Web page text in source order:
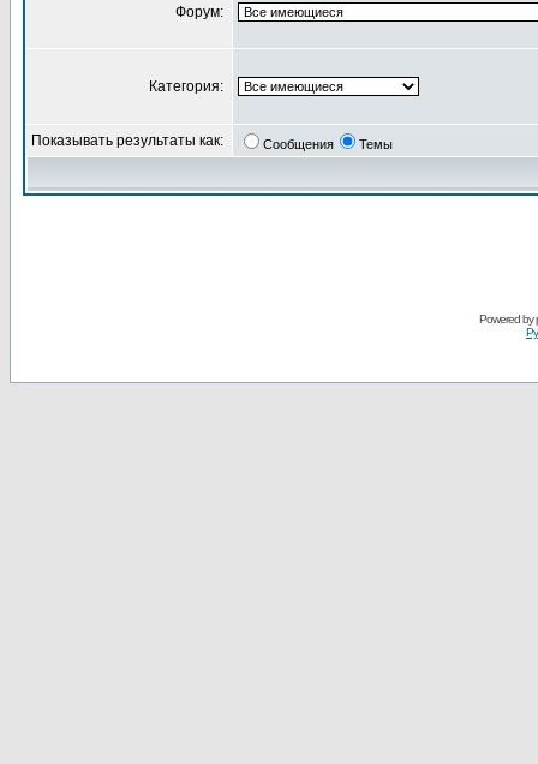
Форум:
Категория:
Показывать результаты как: Сообщения Темы
Powered by